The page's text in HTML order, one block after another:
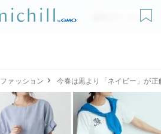
無料ダウンロード
ファッション 今春は黒より「ネイビー」が